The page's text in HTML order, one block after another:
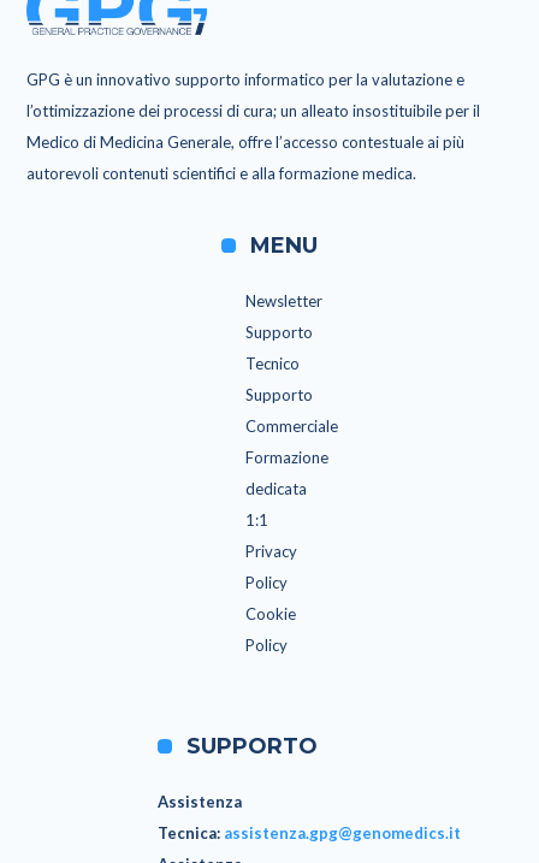
GPG è un innovativo supporto informatico per la valutazione e
l’ottimizzazione dei processi di cura; un alleato insostituibile per il
Medico di Medicina Generale, offre l’accesso contestuale ai più
autorevoli contenuti scientifici e alla formazione medica.
MENU
Newsletter
Supporto
Tecnico
Supporto
Commerciale
Formazione
dedicata
1:1
Privacy
Policy
Cookie
Policy
SUPPORTO
Assistenza
Tecnica: assistenza.gpg@genomedics.it